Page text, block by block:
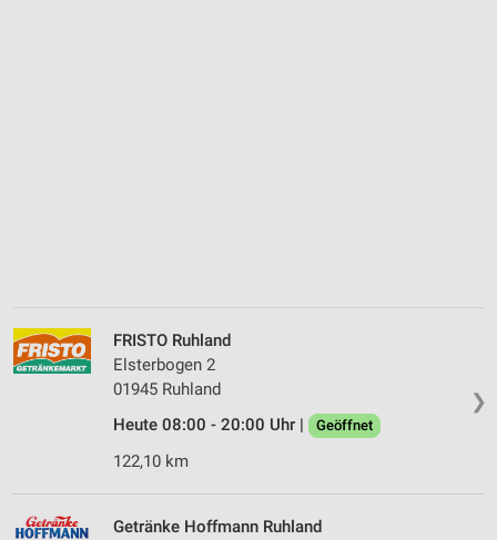
❯
FRISTO Ruhland
Elsterbogen 2
01945 Ruhland
Heute 08:00 - 20:00 Uhr |
Geöffnet
122,10 km
Getränke Hoffmann Ruhland